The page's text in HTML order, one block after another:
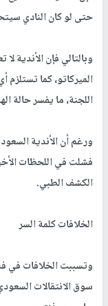
حتى لو كان النادي
وبالتالي فإن الأندية
الميركاتو، كما
اللجنة، ما يفسر حالة
ورغم أن الأندية
فشلت في اللحظات
الكشف الطبي.
الخلافات كلمة السر
وتسببت الخلافات في
سوق الانتقالات